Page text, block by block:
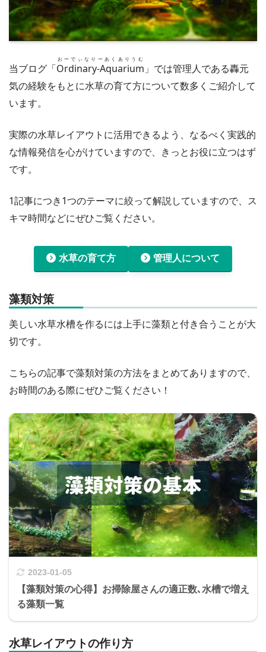
当ブログ「Ordinary-Aquarium
おーでぃなりーあくありうむ
」では管理人である轟元
気の経験をもとに水草の育て方について数多くご紹介して
います。
実際の水草レイアウトに活用できるよう、なるべく実践的
な情報発信を心がけていますので、きっとお役に立つはず
です。
1記事につき1つのテーマに絞って解説していますので、ス
キマ時間などにぜひご覧ください。
水草の育て方 管理人について
藻類対策
美しい水草水槽を作るには上手に藻類と付き合うことが大
切です。
こちらの記事で藻類対策の方法をまとめてありますので、
お時間のある際にぜひご覧ください！
2023-01-05
【藻類対策の心得】お掃除屋さんの適正数､水槽で増え
る藻類一覧
水草レイアウトの作り方